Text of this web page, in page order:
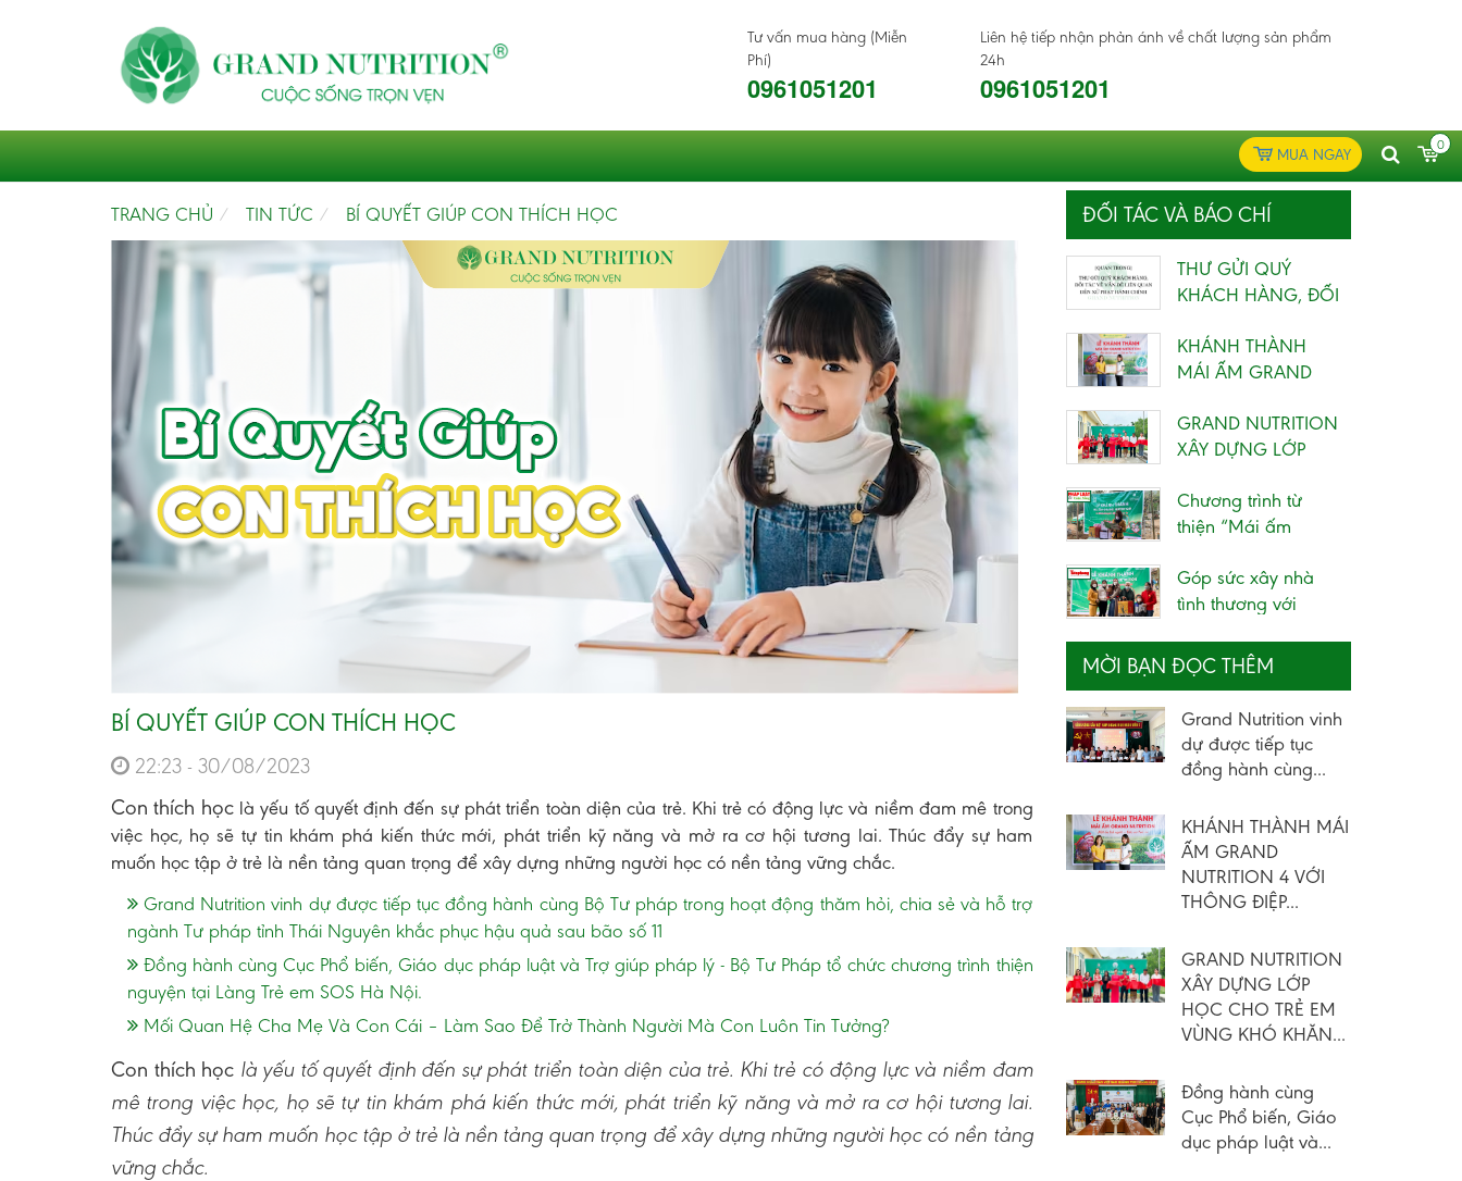
Tư vấn mua hàng (Miễn
Phí)
0961051201
Liên hệ tiếp nhận phản ánh về chất lượng sản phẩm
24h
0961051201
0
MUA NGAY
TRANG CHỦ TIN TỨC BÍ QUYẾT GIÚP CON THÍCH HỌC
BÍ QUYẾT GIÚP CON THÍCH HỌC
22:23 - 30/08/2023
Con thích họclà yếu tố quyết định đến sự phát triển toàn diện của trẻ. Khi trẻ có động lực và niềm đam mê trong
việc học, họ sẽ tự tin khám phá kiến thức mới, phát triển kỹ năng và mở ra cơ hội tương lai. Thúc đẩy sự ham
muốn học tập ở trẻ là nền tảng quan trọng để xây dựng những người học có nền tảng vững chắc.
Grand Nutrition vinh dự được tiếp tục đồng hành cùng Bộ Tư pháp trong hoạt động thăm hỏi, chia sẻ và hỗ trợ
ngành Tư pháp tỉnh Thái Nguyên khắc phục hậu quả sau bão số 11
Đồng hành cùng Cục Phổ biến, Giáo dục pháp luật và Trợ giúp pháp lý - Bộ Tư Pháp tổ chức chương trình thiện
nguyện tại Làng Trẻ em SOS Hà Nội.
Mối Quan Hệ Cha Mẹ Và Con Cái – Làm Sao Để Trở Thành Người Mà Con Luôn Tin Tưởng?
Con thích học là yếu tố quyết định đến sự phát triển toàn diện của trẻ. Khi trẻ có động lực và niềm đam
mê trong việc học, họ sẽ tự tin khám phá kiến thức mới, phát triển kỹ năng và mở ra cơ hội tương lai.
Thúc đẩy sự ham muốn học tập ở trẻ là nền tảng quan trọng để xây dựng những người học có nền tảng
vững chắc.
ĐỐI TÁC VÀ BÁO CHÍ
THƯ GỬI QUÝ
KHÁCH HÀNG, ĐỐI
LIÊN QUAN...
KHÁNH THÀNH
MÁI ẤM GRAND
THÔNG ĐIỆP...
GRAND NUTRITION
XÂY DỰNG LỚP
VÙNG KHÓ
KHĂN...
Chương trình từ
thiện “Mái ấm
Góp sức xây nhà
tình thương với
MỜI BẠN ĐỌC THÊM
Grand Nutrition vinh
dự được tiếp tục
đồng hành cùng...
KHÁNH THÀNH MÁI
ẤM GRAND
NUTRITION 4 VỚI
THÔNG ĐIỆP...
GRAND NUTRITION
XÂY DỰNG LỚP
HỌC CHO TRẺ EM
VÙNG KHÓ KHĂN...
Đồng hành cùng
Cục Phổ biến, Giáo
dục pháp luật và...